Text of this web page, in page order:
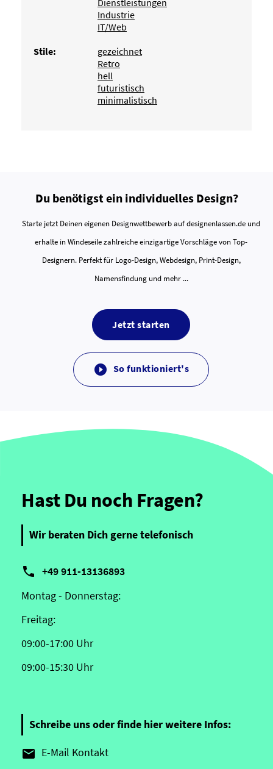
Dienstleistungen
Industrie
IT/Web
Stile:
gezeichnet
Retro
hell
futuristisch
minimalistisch
Du benötigst ein individuelles Design?
Starte jetzt Deinen eigenen Designwettbewerb auf designenlassen.de und
erhalte in Windeseile zahlreiche einzigartige Vorschläge von Top-
Designern. Perfekt für Logo-Design, Webdesign, Print-Design,
Namensfindung und mehr ...
Jetzt starten
 So funktioniert's
Hast Du noch Fragen?
Wir beraten Dich gerne telefonisch
 +49 911-13136893
Montag - Donnerstag:
Freitag:
09:00-17:00 Uhr
09:00-15:30 Uhr
Schreibe uns oder finde hier weitere Infos:
 E-Mail Kontakt